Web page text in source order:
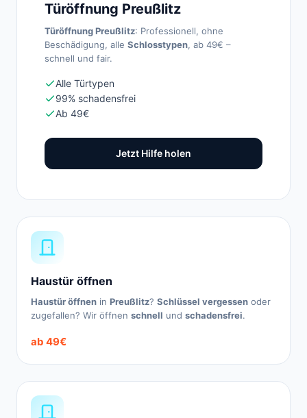
Türöffnung Preußlitz
Türöffnung Preußlitz: Professionell, ohne
Beschädigung, alle Schlosstypen, ab 49€ –
schnell und fair.
Alle Türtypen
99% schadensfrei
Ab 49€
Jetzt Hilfe holen
Haustür öffnen
Haustür öffnen in Preußlitz? Schlüssel vergessen oder
zugefallen? Wir öffnen schnell und schadensfrei.
ab 49€